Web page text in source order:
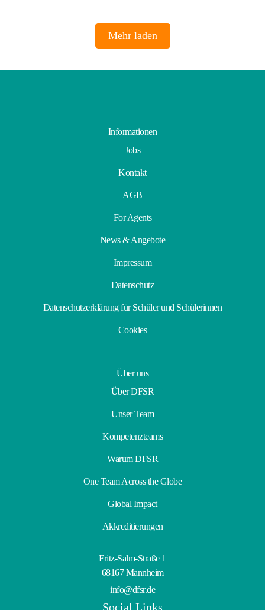
Mehr laden
Informationen
Jobs
Kontakt
AGB
For Agents
News & Angebote
Impressum
Datenschutz
Datenschutzerklärung für Schüler und Schülerinnen
Cookies
Über uns
Über DFSR
Unser Team
Kompetenzteams
Warum DFSR
One Team Across the Globe
Global Impact
Akkreditierungen
Fritz-Salm-Straße 1
68167 Mannheim
info@dfsr.de
Social Links